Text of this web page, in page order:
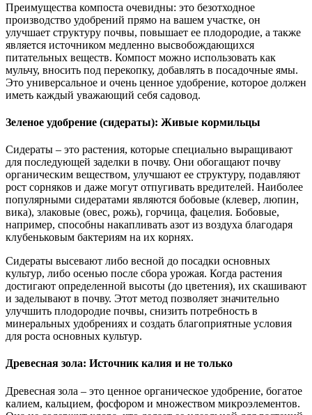
Преимущества компоста очевидны: это безотходное
производство удобрений прямо на вашем участке, он
улучшает структуру почвы, повышает ее плодородие, а также
является источником медленно высвобождающихся
питательных веществ. Компост можно использовать как
мульчу, вносить под перекопку, добавлять в посадочные ямы.
Это универсальное и очень ценное удобрение, которое должен
иметь каждый уважающий себя садовод.
Зеленое удобрение (сидераты): Живые кормильцы
Сидераты – это растения, которые специально выращивают
для последующей заделки в почву. Они обогащают почву
органическим веществом, улучшают ее структуру, подавляют
рост сорняков и даже могут отпугивать вредителей. Наиболее
популярными сидератами являются бобовые (клевер, люпин,
вика), злаковые (овес, рожь), горчица, фацелия. Бобовые,
например, способны накапливать азот из воздуха благодаря
клубеньковым бактериям на их корнях.
Сидераты высевают либо весной до посадки основных
культур, либо осенью после сбора урожая. Когда растения
достигают определенной высоты (до цветения), их скашивают
и заделывают в почву. Этот метод позволяет значительно
улучшить плодородие почвы, снизить потребность в
минеральных удобрениях и создать благоприятные условия
для роста основных культур.
Древесная зола: Источник калия и не только
Древесная зола – это ценное органическое удобрение, богатое
калием, кальцием, фосфором и множеством микроэлементов.